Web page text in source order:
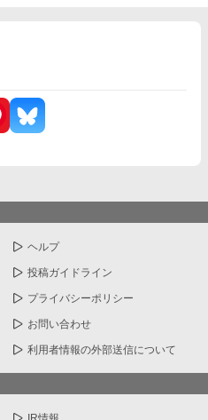
ヘルプ
投稿ガイドライン
プライバシーポリシー
お問い合わせ
利用者情報の外部送信について